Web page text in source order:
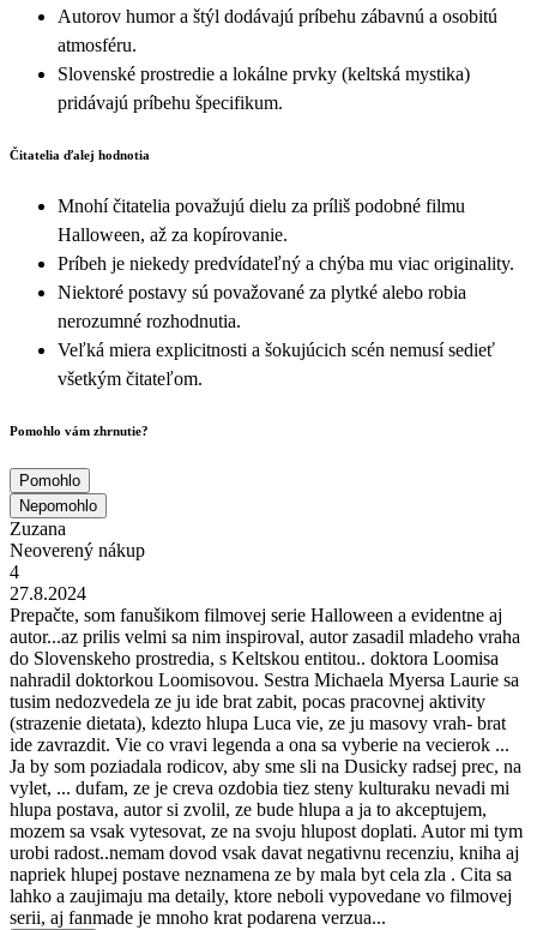
Autorov humor a štýl dodávajú príbehu zábavnú a osobitú
atmosféru.
Slovenské prostredie a lokálne prvky (keltská mystika)
pridávajú príbehu špecifikum.
Čitatelia ďalej hodnotia
Mnohí čitatelia považujú dielu za príliš podobné filmu
Halloween, až za kopírovanie.
Príbeh je niekedy predvídateľný a chýba mu viac originality.
Niektoré postavy sú považované za plytké alebo robia
nerozumné rozhodnutia.
Veľká miera explicitnosti a šokujúcich scén nemusí sedieť
všetkým čitateľom.
Pomohlo vám zhrnutie?
Pomohlo
Nepomohlo
Zuzana
Neoverený nákup
4
27.8.2024
Prepačte, som fanušikom filmovej serie Halloween a evidentne aj
autor...az prilis velmi sa nim inspiroval, autor zasadil mladeho vraha
do Slovenskeho prostredia, s Keltskou entitou.. doktora Loomisa
nahradil doktorkou Loomisovou. Sestra Michaela Myersa Laurie sa
tusim nedozvedela ze ju ide brat zabit, pocas pracovnej aktivity
(strazenie dietata), kdezto hlupa Luca vie, ze ju masovy vrah- brat
ide zavrazdit. Vie co vravi legenda a ona sa vyberie na vecierok ...
Ja by som poziadala rodicov, aby sme sli na Dusicky radsej prec, na
vylet, ... dufam, ze je creva ozdobia tiez steny kulturaku nevadi mi
hlupa postava, autor si zvolil, ze bude hlupa a ja to akceptujem,
mozem sa vsak vytesovat, ze na svoju hlupost doplati. Autor mi tym
urobi radost..nemam dovod vsak davat negativnu recenziu, kniha aj
napriek hlupej postave neznamena ze by mala byt cela zla . Cita sa
lahko a zaujimaju ma detaily, ktore neboli vypovedane vo filmovej
serii, aj fanmade je mnoho krat podarena verzua...